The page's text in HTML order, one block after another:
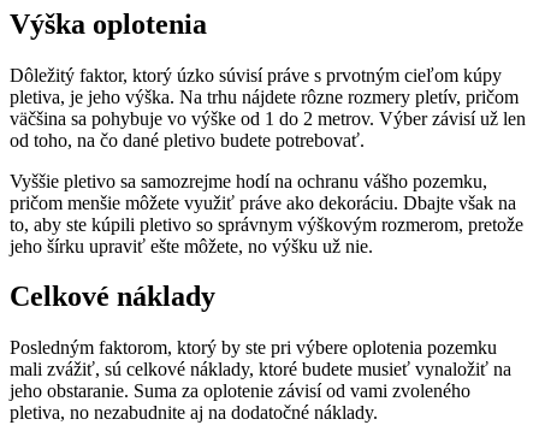
Výška oplotenia
Dôležitý faktor, ktorý úzko súvisí práve s prvotným cieľom kúpy
pletiva, je jeho výška. Na trhu nájdete rôzne rozmery pletív, pričom
väčšina sa pohybuje vo výške od 1 do 2 metrov. Výber závisí už len
od toho, na čo dané pletivo budete potrebovať.
Vyššie pletivo sa samozrejme hodí na ochranu vášho pozemku,
pričom menšie môžete využiť práve ako dekoráciu. Dbajte však na
to, aby ste kúpili pletivo so správnym výškovým rozmerom, pretože
jeho šírku upraviť ešte môžete, no výšku už nie.
Celkové náklady
Posledným faktorom, ktorý by ste pri výbere oplotenia pozemku
mali zvážiť, sú celkové náklady, ktoré budete musieť vynaložiť na
jeho obstaranie. Suma za oplotenie závisí od vami zvoleného
pletiva, no nezabudnite aj na dodatočné náklady.